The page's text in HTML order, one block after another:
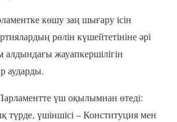
көшу заң шығару ісін
рөлін күшейтетініне әрі
алдындағы жауапкершілігін
аударды.
үш оқылымнан өтеді:
түрде, үшіншісі – Конституция мен